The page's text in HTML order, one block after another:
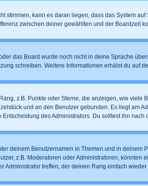
kann es daran liegen, dass das System
zwischen deiner gewählten und der Boardzeit
das Board wurde noch nicht in deine Sprache
schreiben. Weitere Informationen erhälst du auf
z.B. Punkte oder Sterne, die anzeigen, wie viele
und an den Benutzer gebunden. Es liegt am
des Administrators. Du solltest ihn
deinem Benutzernamen in Themen und in deinem
z.B. Moderatoren oder Administratoren, könnten
Administrator treffen, der deinen Rang einfach wieder